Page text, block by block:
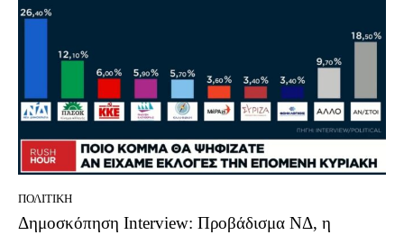
ΠΟΛΙΤΙΚΉ
Δημοσκόπηση Interview: Προβάδισμα ΝΔ, η